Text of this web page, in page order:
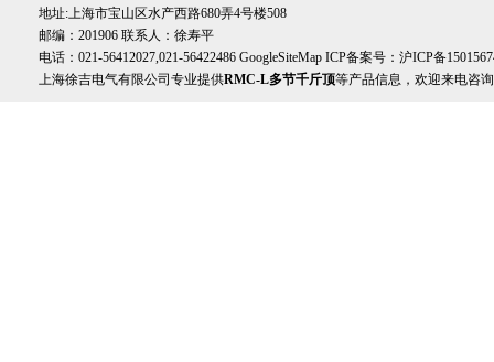
地址:上海市宝山区水产西路680弄4号楼508
邮编：201906 联系人：徐寿平
电话：021-56412027,021-56422486 GoogleSiteMap ICP备案号： 沪ICP备
上海徐吉电气有限公司专业提供RMC-L多节千斤顶等产品信息，欢迎来电咨